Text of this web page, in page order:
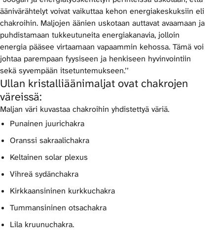
äänivärähtelyt voivat vaikuttaa kehon energiakeskuksiin eli
chakroihin. Maljojen äänien uskotaan auttavat avaamaan ja
puhdistamaan tukkeutuneita energiakanavia, jolloin
energia pääsee virtaamaan vapaammin kehossa. Tämä voi
johtaa parempaan fyysiseen ja henkiseen hyvinvointiin
sekä syvempään itsetuntemukseen.’’
Ullan kristalliäänimaljat ovat chakrojen
väreissä:
Maljan väri kuvastaa chakroihin yhdistettyä väriä.
Punainen juurichakra
Oranssi sakraalichakra
Keltainen solar plexus
Vihreä sydänchakra
Kirkkaansininen kurkkuchakra
Tummansininen otsachakra
Lila kruunuchakra.